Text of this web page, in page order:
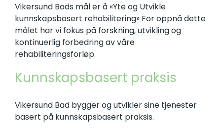
Vikersund Bads mål er å «Yte og Utvikle
kunnskapsbasert rehabilitering» For oppnå dette
målet har vi fokus på forskning, utvikling og
kontinuerlig forbedring av våre
rehabiliteringsforløp.
Kunnskapsbasert praksis
Vikersund Bad bygger og utvikler sine tjenester
basert på kunnskapsbasert praksis.